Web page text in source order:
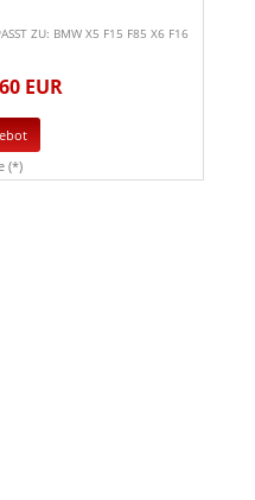
ZU: BMW X5 F15 F85 X6 F16
EUR
(*)